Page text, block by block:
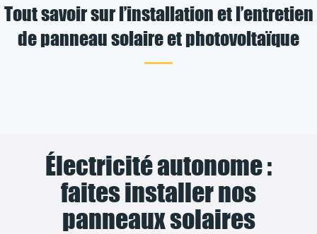
Tout savoir sur l’installation et l’entretien
de panneau solaire et photovoltaïque
Électricité autonome :
faites installer nos
panneaux solaires